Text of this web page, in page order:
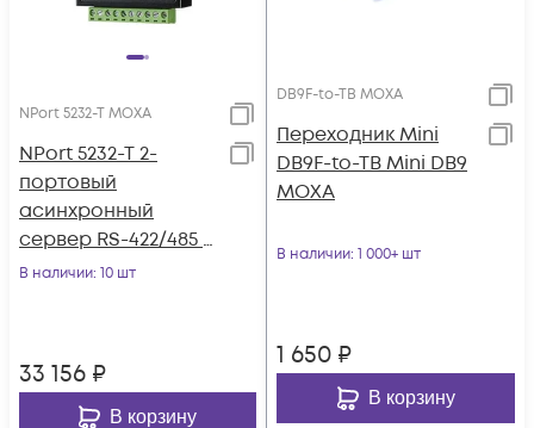
NPort 5232-T MOXA
NPort 5232-T 2-
портовый
асинхронный
сервер RS-422/485 в
Ethernet с
В наличии: 10 шт
33 156 ₽
В корзину
DB9F-to-TB MOXA
Переходник Mini
DB9F-to-TB Mini DB9
MOXA
В наличии: 1 000+ шт
1 650 ₽
В корзину